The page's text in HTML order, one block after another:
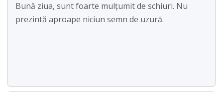
Bună ziua, sunt foarte mulțumit de schiuri. Nu
prezintă aproape niciun semn de uzură.